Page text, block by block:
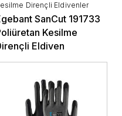
Dirençli Eldivenler
SanCut 191733
Kesilme
Eldiven